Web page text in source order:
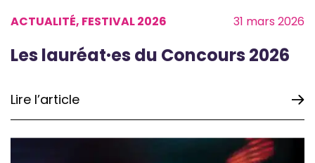
ACTUALITÉ, FESTIVAL 2026 31 mars 2026
Les lauréat·es du Concours 2026
Lire l’article